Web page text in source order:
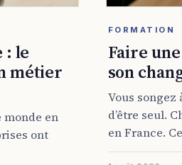
: le
métier
en
ont
FORMATION
Faire
son
Vous
d’être seul.
en France.